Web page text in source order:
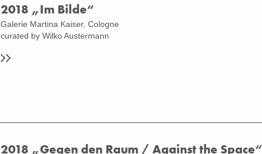
2018 „Im Bilde“
Galerie Martina Kaiser, Cologne
curated by Wilko Austermann
2018 „Gegen den Raum / Against the Space“